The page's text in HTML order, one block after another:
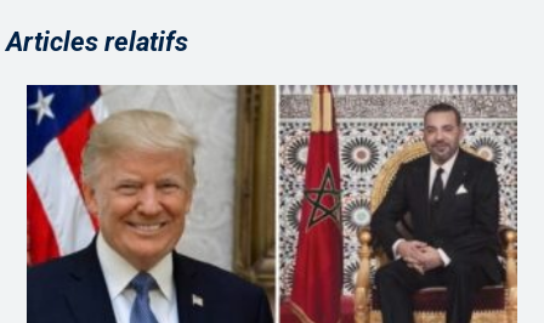
Articles relatifs